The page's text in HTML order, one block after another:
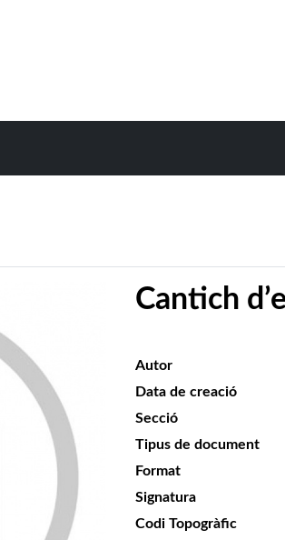
Cantich
Autor
Data de creació
Secció
Tipus de document
Format
Signatura
Codi Topogràfic